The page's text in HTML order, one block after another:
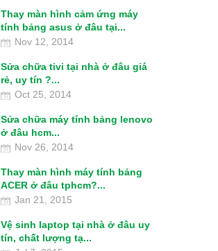
Thay màn hình cảm ứng máy
tính bảng asus ở đâu tại...
Nov 12, 2014
Sửa chữa tivi tại nhà ở đâu giá
rẻ, uy tín ?...
Oct 25, 2014
Sửa chữa máy tính bảng lenovo
ở đâu hcm...
Nov 26, 2014
Thay màn hình máy tính bảng
ACER ở đâu tphcm?...
Jan 21, 2015
Vệ sinh laptop tại nhà ở đâu uy
tín, chất lượng tạ...